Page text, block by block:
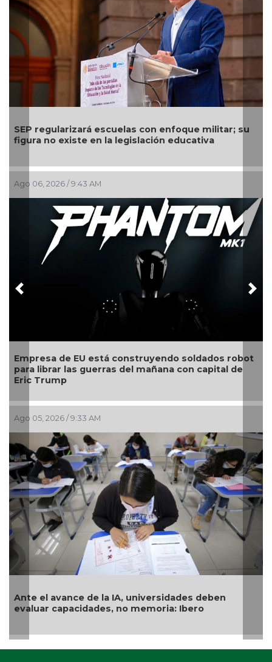
SEP regularizará escuelas con enfoque militar; su
figura no existe en la legislación educativa
Ago 06, 2026 / 9:43 AM
Empresa de EU está construyendo soldados robot
para librar las guerras del mañana con capital de
Eric Trump
Ago 05, 2026 / 9:33 AM
Ante el avance de la IA, universidades deben
evaluar capacidades, no memoria: Ibero
Previous